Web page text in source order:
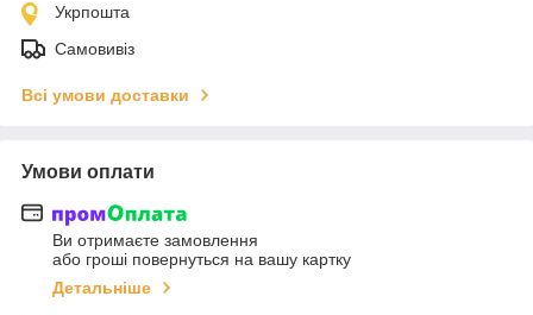
Укрпошта
Самовивіз
Всі умови доставки
Умови оплати
Ви отримаєте замовлення
або гроші повернуться на вашу картку
Детальніше